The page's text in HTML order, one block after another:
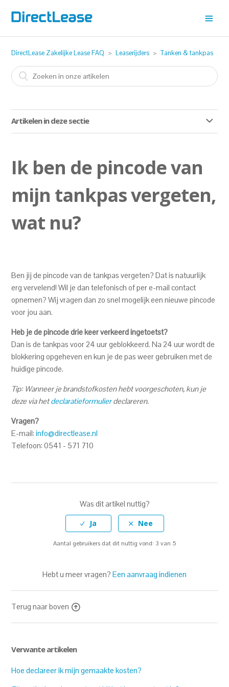
DirectLease Zakelijke Lease FAQ Leaserijders Tanken & tankpas
Artikelen in deze sectie
Zit gratis door de wasstraat bij het leasecontract in?
Hoe declareer ik mijn gemaakte kosten?
Kan ik met een MultiTankcard met DKV uitbreiding in het
Kan ik met mijn tankpas ook olie afrekenen?
Ik ben de pincode van
mijn tankpas vergeten,
wat nu?
Ben jij de pincode van de tankpas vergeten? Dat is natuurlijk
erg vervelend! Wil je dan telefonisch of per e-mail contact
opnemen? Wij vragen dan zo snel mogelijk een nieuwe pincode
voor jou aan.
Heb je de pincode drie keer verkeerd ingetoetst?
Dan is de tankpas voor 24 uur geblokkeerd. Na 24 uur wordt de
blokkering opgeheven en kun je de pas weer gebruiken met de
huidige pincode.
Tip: Wanneer je brandstofkosten hebt voorgeschoten, kun je
deze via hetdeclaratieformulierdeclareren.
Vragen?
E-mail:info@directlease.nl
Telefoon: 0541 - 571 710
Was dit artikel nuttig?
Aantal gebruikers dat dit nuttig vond: 3 van 5
Hebt u meer vragen? Een aanvraag indienen
Terug naar boven
Verwante artikelen
Hoe declareer ik mijn gemaakte kosten?